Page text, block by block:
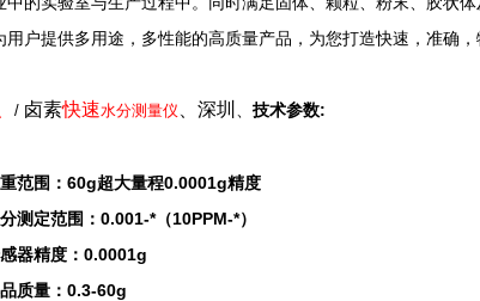
用户提供多用途，多性能的高质量产品，为您打造快速，准确，
/ 卤素快速水分测量仪 、深圳 技术参数:
范围：60g超大量程0.0001g精度
测定范围：0.001-*（10PPM-*）
器精度：0.0001g
质量：0.3-60g